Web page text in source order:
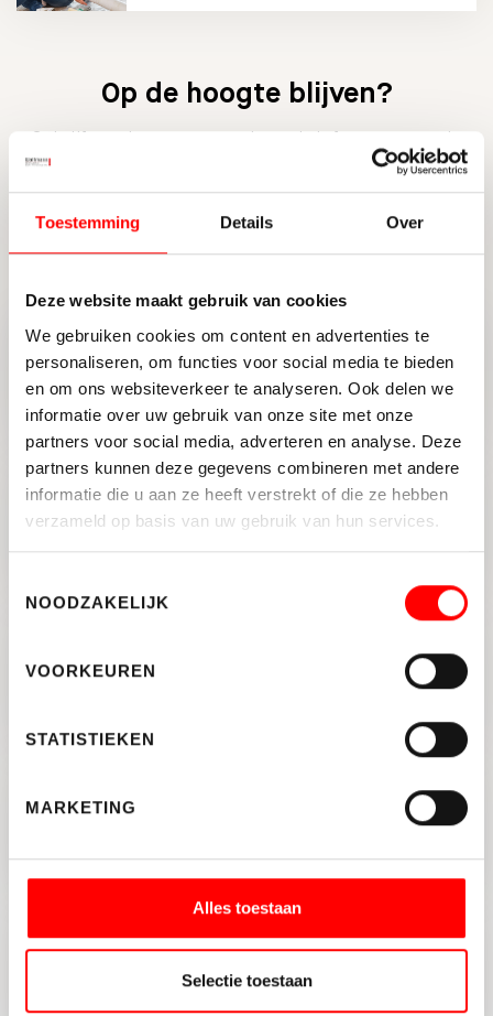
Toestemming Details Over
Deze website maakt gebruik van cookies
We gebruiken cookies om content en advertenties te
personaliseren, om functies voor social media te bieden
en om ons websiteverkeer te analyseren. Ook delen we
informatie over uw gebruik van onze site met onze
partners voor social media, adverteren en analyse. Deze
partners kunnen deze gegevens combineren met andere
informatie die u aan ze heeft verstrekt of die ze hebben
verzameld op basis van uw gebruik van hun services.
NOODZAKELIJK
VOORKEUREN
STATISTIEKEN
MARKETING
Alles toestaan
Selectie toestaan
Op de hoogte blijven?
Schrijf u nu in voor onze nieuwsbrief en ontvang de
INSCHRIJVEN NIEUWSBRIEF
Maak je woning hersftklaar!
In 2024 stijgt de NHG-grens
Pact12: een stoer stadshof in
lineaire hypotheek?